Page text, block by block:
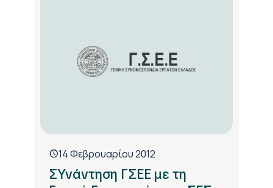
14 Φεβρουαρίου 2012
ΣΥνάντηση ΓΣΕΕ με τη